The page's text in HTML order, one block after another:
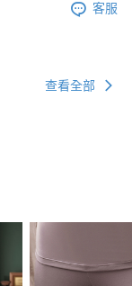
客服
查看全部